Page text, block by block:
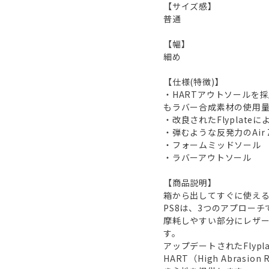
【サイズ感】
普通
【幅】
細め
【仕様(特徴)】
・HARTアウトソールを
もラバー合成素材の使用量
・改良されたFlyplateに
・弾むような反発力の
・フォームミッドソール
・ラバーアウトソール
【商品説明】
箱から出してすぐに使え
PS8は、3つのアプロー
摩耗しやすい部分にレザ
す。
アップデートされた
HART（High Abrasion